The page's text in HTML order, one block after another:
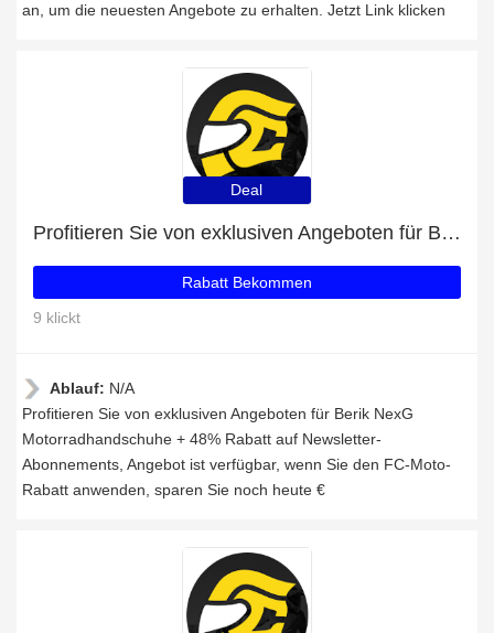
an, um die neuesten Angebote zu erhalten. Jetzt Link klicken
Deal
Profitieren Sie von exklusiven Angeboten für Berik NexG Motorradhandschuhe + 48% Rabatt auf Newsletter-Abonnements
Rabatt Bekommen
9 klickt
Ablauf: N/A
Profitieren Sie von exklusiven Angeboten für Berik NexG
Motorradhandschuhe + 48% Rabatt auf Newsletter-
Abonnements, Angebot ist verfügbar, wenn Sie den FC-Moto-
Rabatt anwenden, sparen Sie noch heute €